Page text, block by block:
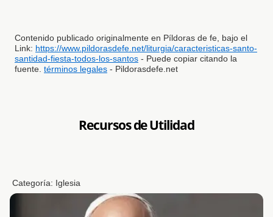
Contenido publicado originalmente en Píldoras de fe, bajo el
Link: https://www.pildorasdefe.net/liturgia/caracteristicas-santo-
santidad-fiesta-todos-los-santos - Puede copiar citando la
fuente. términos legales - Pildorasdefe.net
Recursos de Utilidad
Categoría: Iglesia